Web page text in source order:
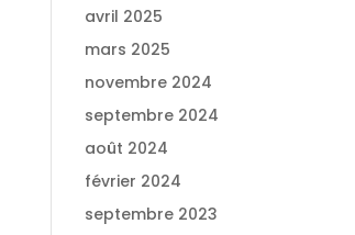
avril 2025
mars 2025
novembre 2024
septembre 2024
août 2024
février 2024
septembre 2023